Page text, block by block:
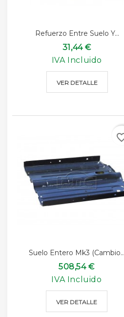
Refuerzo Entre Suelo Y...
31,44 €
IVA Incluido
VER DETALLE
Suelo Entero Mk3 (cambio...
508,54 €
IVA Incluido
VER DETALLE